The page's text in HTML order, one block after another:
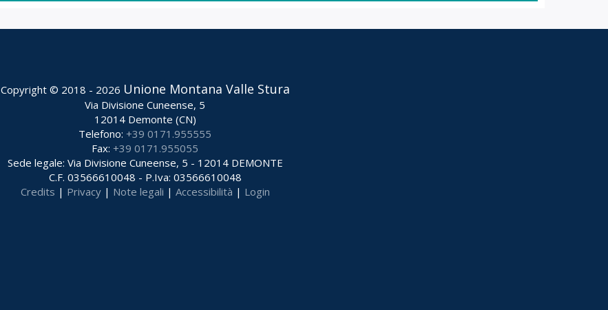
Copyright © 2018 - 2026 Unione Montana Valle Stura
Via Divisione Cuneense, 5
12014 Demonte (CN)
Telefono:+39 0171.955555
Fax:+39 0171.955055
Sede legale: Via Divisione Cuneense, 5 - 12014 DEMONTE
C.F. 03566610048 - P.Iva: 03566610048
Credits | Privacy| Note legali | Accessibilità | Login